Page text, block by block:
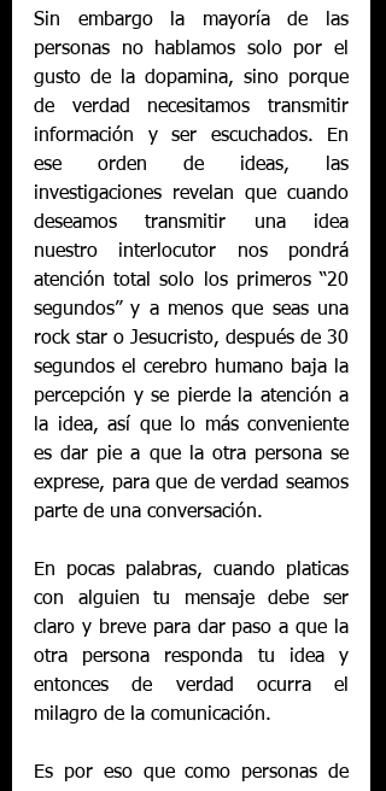
Sin embargo la mayoría de las
personas no hablamos solo por el
gusto de la dopamina, sino porque
de verdad necesitamos transmitir
información y ser escuchados. En
ese orden de ideas, las
investigaciones revelan que cuando
deseamos transmitir una idea
nuestro interlocutor nos pondrá
atención total solo los primeros “20
segundos” y a menos que seas una
rock star o Jesucristo, después de 30
segundos el cerebro humano baja la
percepción y se pierde la atención a
la idea, así que lo más conveniente
es dar pie a que la otra persona se
exprese, para que de verdad seamos
parte de una conversación.
En pocas palabras, cuando platicas
con alguien tu mensaje debe ser
claro y breve para dar paso a que la
otra persona responda tu idea y
entonces de verdad ocurra el
milagro de la comunicación.
Es por eso que como personas de